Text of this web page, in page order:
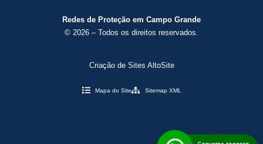
Redes de Proteção em Campo Grande
© 2026 – Todos os direitos reservados.
Criação de Sites AltoSite
Mapa do Site Sitemap XML